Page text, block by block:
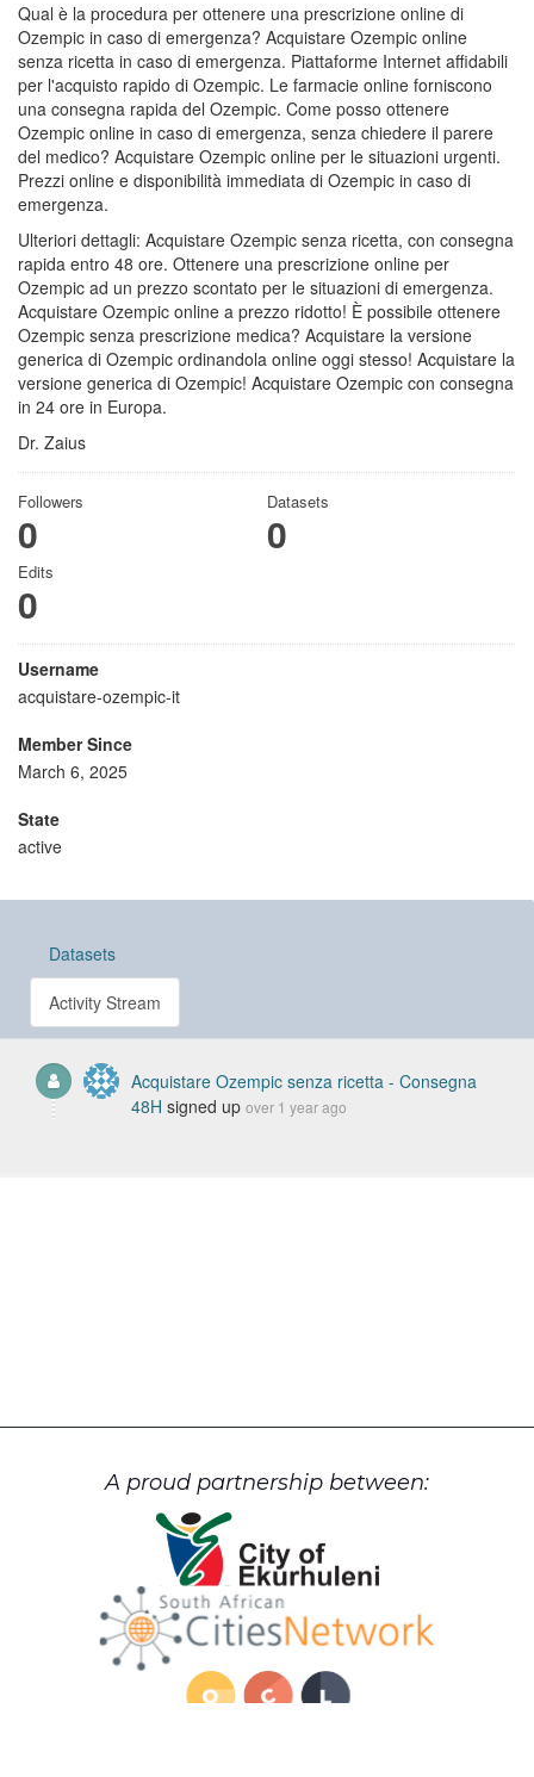
Qual è la procedura per ottenere una prescrizione online di
Ozempic in caso di emergenza? Acquistare Ozempic online
senza ricetta in caso di emergenza. Piattaforme Internet affidabili
per l'acquisto rapido di Ozempic. Le farmacie online forniscono
una consegna rapida del Ozempic. Come posso ottenere
Ozempic online in caso di emergenza, senza chiedere il parere
del medico? Acquistare Ozempic online per le situazioni urgenti.
Prezzi online e disponibilità immediata di Ozempic in caso di
emergenza.
Ulteriori dettagli: Acquistare Ozempic senza ricetta, con consegna
rapida entro 48 ore. Ottenere una prescrizione online per
Ozempic ad un prezzo scontato per le situazioni di emergenza.
Acquistare Ozempic online a prezzo ridotto! È possibile ottenere
Ozempic senza prescrizione medica? Acquistare la versione
generica di Ozempic ordinandola online oggi stesso! Acquistare la
versione generica di Ozempic! Acquistare Ozempic con consegna
in 24 ore in Europa.
Dr. Zaius
Followers
0
Datasets
0
Edits
0
Username
acquistare-ozempic-it
Member Since
March 6, 2025
State
active
Datasets
Activity Stream
Acquistare Ozempic senza ricetta - Consegna
48H signed up over 1 year ago
A proud partnership between: